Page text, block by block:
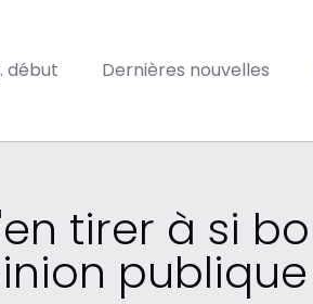
début Dernières nouvelles
tirer à si